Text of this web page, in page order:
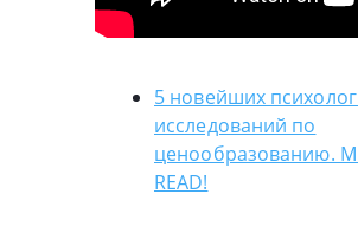
5 новейших
исследований по
ценообразованию.
READ!